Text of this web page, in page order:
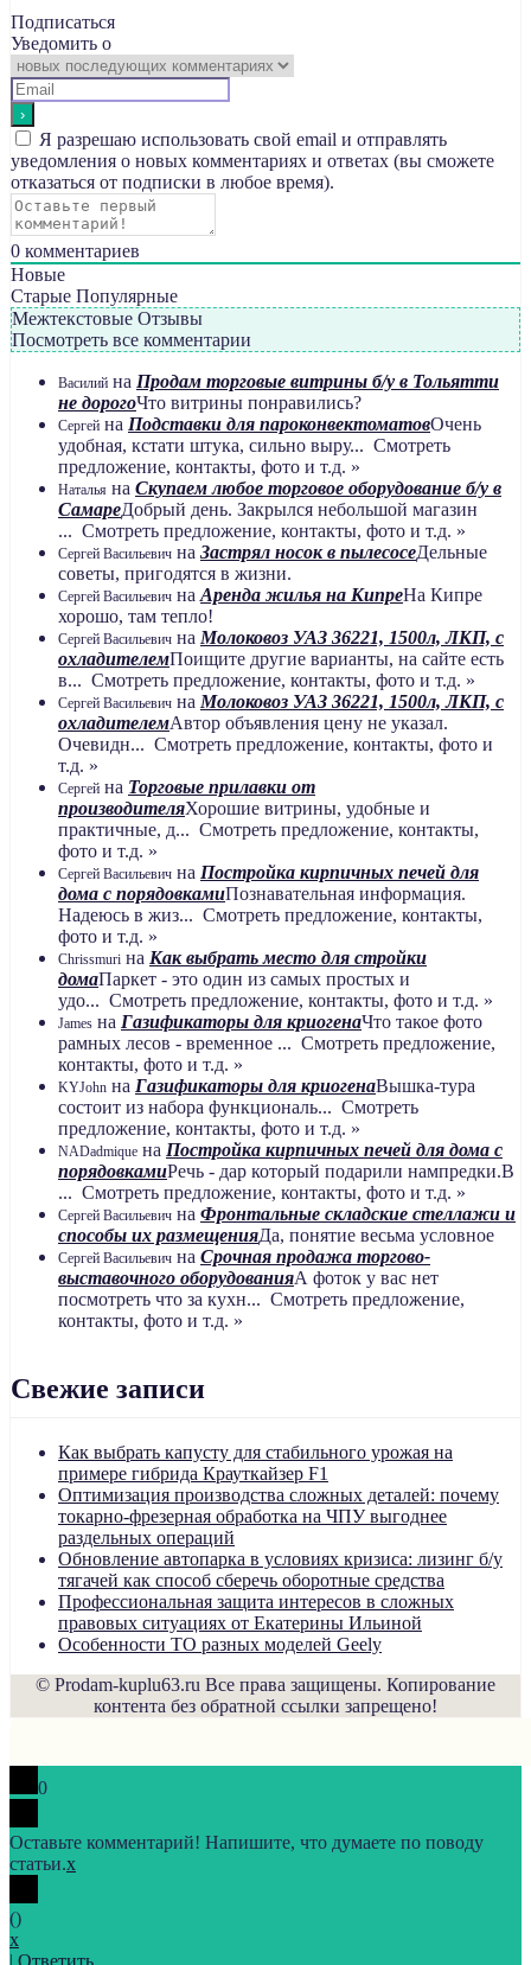
Подписаться
Уведомить о
Я разрешаю использовать свой email и отправлять
уведомления о новых комментариях и ответах (вы cможете
отказаться от подписки в любое время).
0 комментариев
Новые
Старые Популярные
Межтекстовые Отзывы
Посмотреть все комментарии
Василий на Продам торговые витрины б/у в Тольятти
не дорогоЧто витрины понравились?
Сергей на Подставки для пароконвектоматовОчень
удобная, кстати штука, сильно выру... Смотреть
предложение, контакты, фото и т.д. »
Наталья на Скупаем любое торговое оборудование б/у в
СамареДобрый день. Закрылся небольшой магазин
... Смотреть предложение, контакты, фото и т.д. »
Сергей Васильевич на Застрял носок в пылесосеДельные
советы, пригодятся в жизни.
Сергей Васильевич на Аренда жилья на КипреНа Кипре
хорошо, там тепло!
Сергей Васильевич на Молоковоз УАЗ 36221, 1500л, ЛКП, с
охладителемПоищите другие варианты, на сайте есть
в... Смотреть предложение, контакты, фото и т.д. »
Сергей Васильевич на Молоковоз УАЗ 36221, 1500л, ЛКП, с
охладителемАвтор объявления цену не указал.
Очевидн... Смотреть предложение, контакты, фото и
т.д. »
Сергей на Торговые прилавки от
производителяХорошие витрины, удобные и
практичные, д... Смотреть предложение, контакты,
фото и т.д. »
Сергей Васильевич на Постройка кирпичных печей для
дома с порядовкамиПознавательная информация.
Надеюсь в жиз... Смотреть предложение, контакты,
фото и т.д. »
Chrissmuri на Как выбрать место для стройки
домаПаркет - это один из самых простых и
удо... Смотреть предложение, контакты, фото и т.д. »
James на Газификаторы для криогенаЧто такое фото
рамных лесов - временное ... Смотреть предложение,
контакты, фото и т.д. »
KYJohn на Газификаторы для криогенаВышка-тура
состоит из набора функциональ... Смотреть
предложение, контакты, фото и т.д. »
NADadmique на Постройка кирпичных печей для дома с
порядовкамиРечь - дар который подарили нампредки.В
... Смотреть предложение, контакты, фото и т.д. »
Сергей Васильевич на Фронтальные складские стеллажи и
способы их размещенияДа, понятие весьма условное
Сергей Васильевич на Срочная продажа торгово-
выставочного оборудованияА фоток у вас нет
посмотреть что за кухн... Смотреть предложение,
контакты, фото и т.д. »
Свежие записи
Как выбрать капусту для стабильного урожая на
примере гибрида Крауткайзер F1
Оптимизация производства сложных деталей: почему
токарно-фрезерная обработка на ЧПУ выгоднее
раздельных операций
Обновление автопарка в условиях кризиса: лизинг б/у
тягачей как способ сберечь оборотные средства
Профессиональная защита интересов в сложных
правовых ситуациях от Екатерины Ильиной
Особенности ТО разных моделей Geely
© Prodam-kuplu63.ru Все права защищены. Копирование
контента без обратной ссылки запрещено!
0
Оставьте комментарий! Напишите, что думаете по поводу
статьи.x
()
x
| Ответить